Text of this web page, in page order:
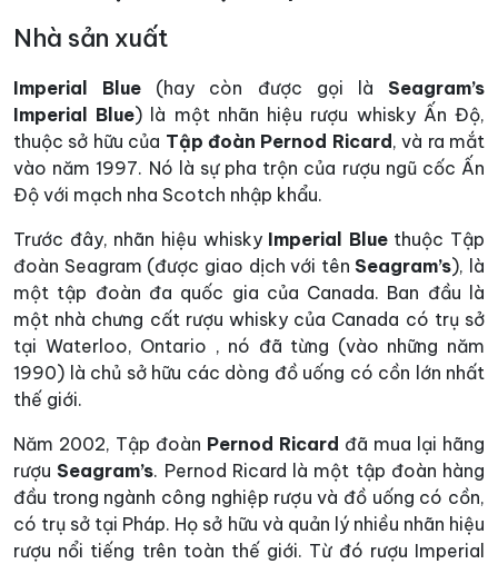
Nhà sản xuất
Imperial Blue (hay còn được gọi là Seagram’s
Imperial Blue) là một nhãn hiệu rượu whisky Ấn Độ,
thuộc sở hữu của Tập đoàn Pernod Ricard, và ra mắt
vào năm 1997. Nó là sự pha trộn của rượu ngũ cốc Ấn
Độ với mạch nha Scotch nhập khẩu.
Trước đây, nhãn hiệu whisky Imperial Bluethuộc Tập
đoàn Seagram (được giao dịch với tên Seagram’s), là
một tập đoàn đa quốc gia của Canada. Ban đầu là
một nhà chưng cất rượu whisky của Canada có trụ sở
tại Waterloo, Ontario , nó đã từng (vào những năm
1990) là chủ sở hữu các dòng đồ uống có cồn lớn nhất
thế giới.
Năm 2002, Tập đoàn Pernod Ricard đã mua lại hãng
rượu Seagram’s. Pernod Ricard là một tập đoàn hàng
đầu trong ngành công nghiệp rượu và đồ uống có cồn,
có trụ sở tại Pháp. Họ sở hữu và quản lý nhiều nhãn hiệu
rượu nổi tiếng trên toàn thế giới. Từ đó rượu Imperial